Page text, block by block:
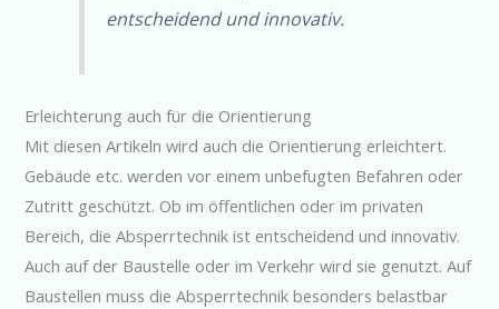
entscheidend und innovativ.
Erleichterung auch für die Orientierung
Mit diesen Artikeln wird auch die Orientierung erleichtert.
Gebäude etc. werden vor einem unbefugten Befahren oder
Zutritt geschützt. Ob im öffentlichen oder im privaten
Bereich, die Absperrtechnik ist entscheidend und innovativ.
Auch auf der Baustelle oder im Verkehr wird sie genutzt. Auf
Baustellen muss die Absperrtechnik besonders belastbar